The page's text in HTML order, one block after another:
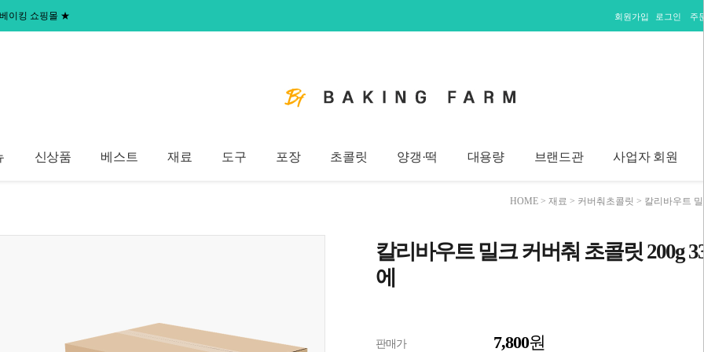
이킹 쇼핑몰 ★ 회원가입 로그인 주
신상품 베스트 재료 도구 포장 초콜릿 양갱·떡 대용량 브랜드관 사업자 회원
HOME > 재료 > 커버춰초콜릿 > 칼리바우트
칼리바우트 밀크 커버춰 초콜릿 200g
에
판매가 7,800원